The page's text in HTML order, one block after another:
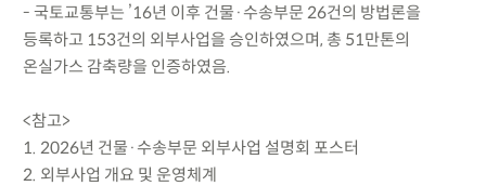
- 국토교통부는 ’16년 이후 건물·수송부문 26건의 방법론을
등록하고 153건의 외부사업을 승인하였으며, 총 51만톤의
온실가스 감축량을 인증하였음.
<참고>
1. 2026년 건물·수송부문 외부사업 설명회 포스터
2. 외부사업 개요 및 운영체계